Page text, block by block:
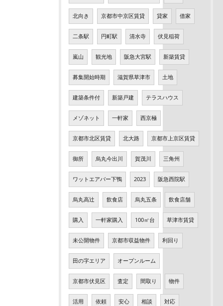
北向き 京都市中京区賃貸 貸家 借家
二条駅 円町駅 清水寺 伏見稲荷
嵐山 観光地 阪急大宮駅 新築賃貸
募集開始時期 滋賀県草津市 土地
建築条件付 新築戸建 テラスハウス
メゾネット 一軒家 西京極
京都市北区賃貸 北大路 京都市上京区賃貸
御所 烏丸今出川 賀茂川 三角州
ワットエアバー下鴨 2023 阪急西院駅
烏丸高辻 飲食店 烏丸五条 飲食店舗
購入 一軒家購入 100㎡台 草津市賃貸
未公開物件 京都市収益物件 利回り
田の字エリア オープンルーム
京都市伏見区 査定 間取り 物件
活用 依頼 安心 相談 対応